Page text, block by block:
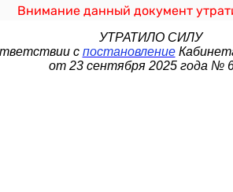
Внимание данный документ